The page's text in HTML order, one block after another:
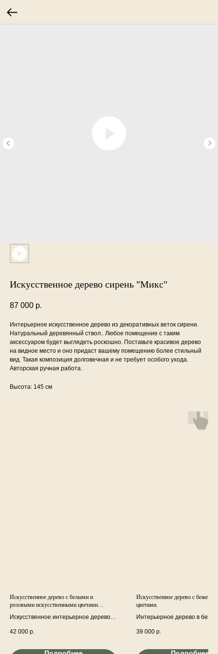
Искусственное дерево сирень "Микс"
87 000 р.
Интерьерное искусственное дерево из декоративных веток сирени.
Натуральный деревянный ствол.. Любое помещение с таким
аксессуаром будет выглядеть роскошно. Поставьте красивое дерево
на видное место и оно придаст вашему помещению более стильный
вид. Такая композиция долговечная и не требует особого ухода.
Авторская ручная работа.
Высота: 145 см
Искусственное дерево с белыми и
розовыми искусственными цветами
Искусственное интерьерное дерево с
пионами, анемонами и другой
керамическом декорированном
42 000 р.
Искусственное дерево с
цветами.
Интерьерное дерево в
39 000 р.